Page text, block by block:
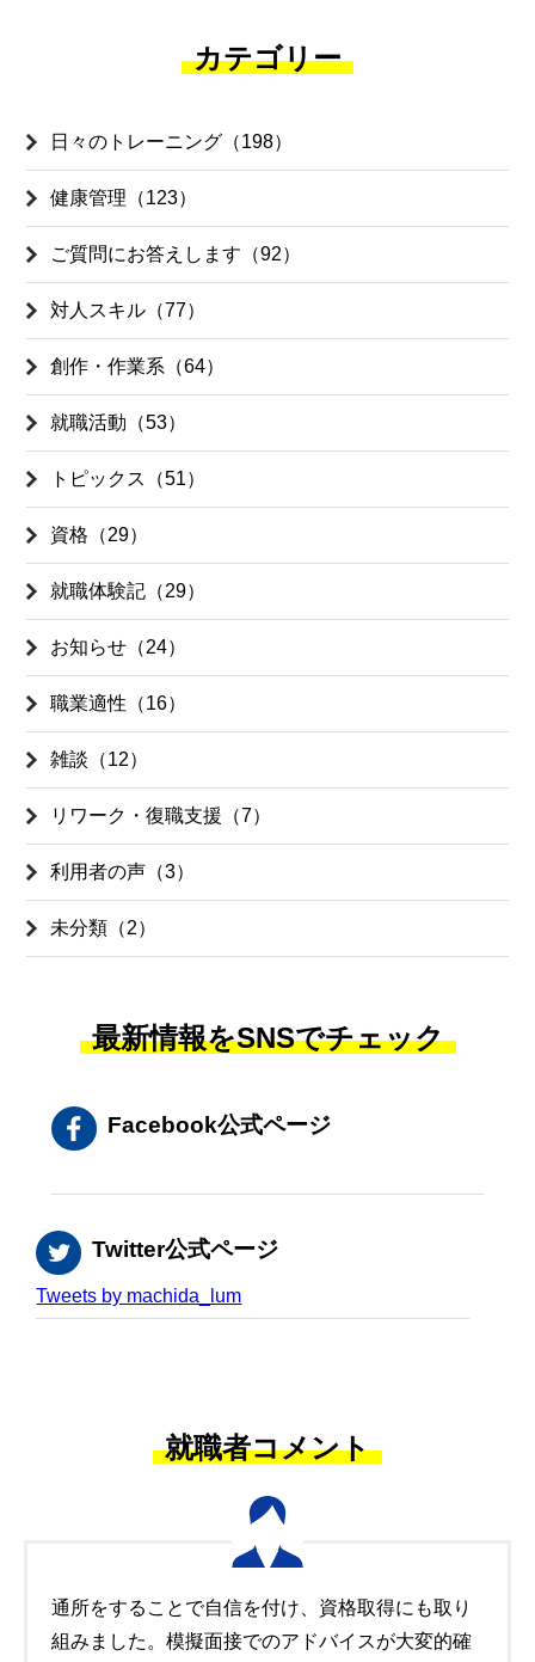
カテゴリー
日々のトレーニング（198）
健康管理（123）
ご質問にお答えします（92）
対人スキル（77）
創作・作業系（64）
就職活動（53）
トピックス（51）
資格（29）
就職体験記（29）
お知らせ（24）
職業適性（16）
雑談（12）
リワーク・復職支援（7）
利用者の声（3）
未分類（2）
最新情報をSNSでチェック
Facebook公式ページ
Twitter公式ページ
Tweets by machida_lum
就職者コメント
通所をすることで自信を付け、資格取得にも取り
組みました。模擬面接でのアドバイスが大変的確